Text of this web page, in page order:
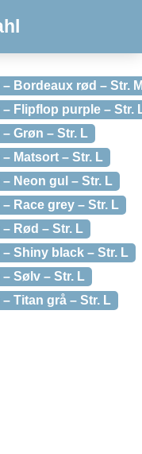
Bordeaux rød – Str.
Flipflop purple – Str.
Grøn – Str. L
Matsort – Str. L
Neon gul – Str. L
Race grey – Str. L
Rød – Str. L
Shiny black – Str. L
Sølv – Str. L
Titan grå – Str. L